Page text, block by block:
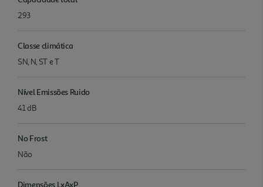
293
Classe climática
SN, N, ST e T
Nível Emissões Ruido
41 dB
No Frost
Não
Dimensões LxAxP